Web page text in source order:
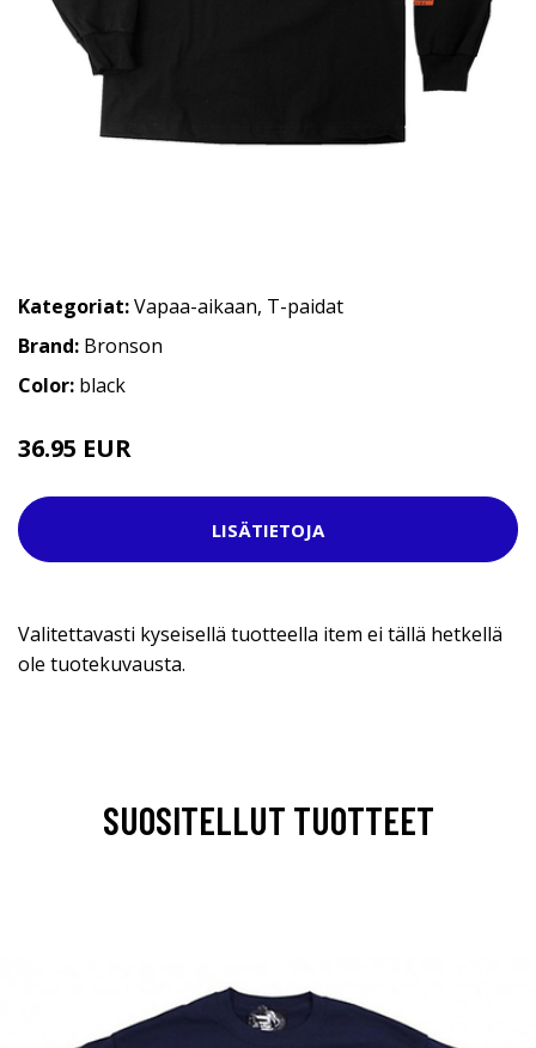
Kategoriat:Vapaa-aikaan, T-paidat
Brand: Bronson
Color: black
36.95 EUR
LISÄTIETOJA
Valitettavasti kyseisellä tuotteella item ei tällä hetkellä
ole tuotekuvausta.
SUOSITELLUT TUOTTEET